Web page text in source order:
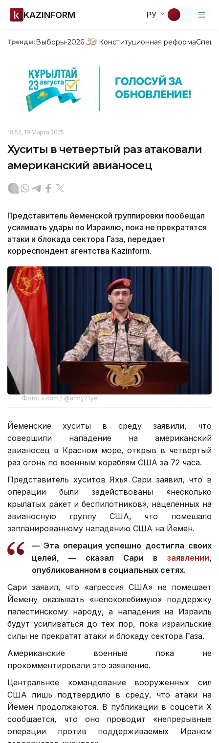
KAZINFORM РУ
Тренды:Выборы-2026 Конституционная реформа
18:52, 19 Марта 2025
Хуситы в четвертый раз атаковали
американский авианосец
Представитель йеменской группировки пообещал
усиливать удары по Израилю, пока не прекратятся
атаки и блокада сектора Газа, передает
корреспондент агентства Kazinform.
Фото: x.com / @army21ye
Йеменские хуситы в среду заявили, что
совершили нападение на американский
авианосец в Красном море, открыв в четвертый
раз огонь по военным кораблям США за 72 часа.
Представитель хуситов Яхья Сари заявил, что в
операции были задействованы «несколько
крылатых ракет и беспилотников», нацеленных на
авианосную группу США, что помешало
запланированному нападению США на Йемен.
— Эта операция успешно достигла своих
целей, — сказал Сари в заявлении,
опубликованном в социальных сетях.
Сари заявил, что «агрессия США» не помешает
Йемену оказывать «непоколебимую» поддержку
палестинскому народу, а нападения на Израиль
будут усиливаться до тех пор, пока израильские
силы не прекратят атаки и блокаду сектора Газа.
Американские военные пока не
прокомментировали это заявление.
Центральное командование вооруженных сил
США лишь подтвердило в среду, что атаки на
Йемен продолжаются. В публикации в соцсети X
сообщается, что оно проводит «непрерывные
операции против поддерживаемых Ираном